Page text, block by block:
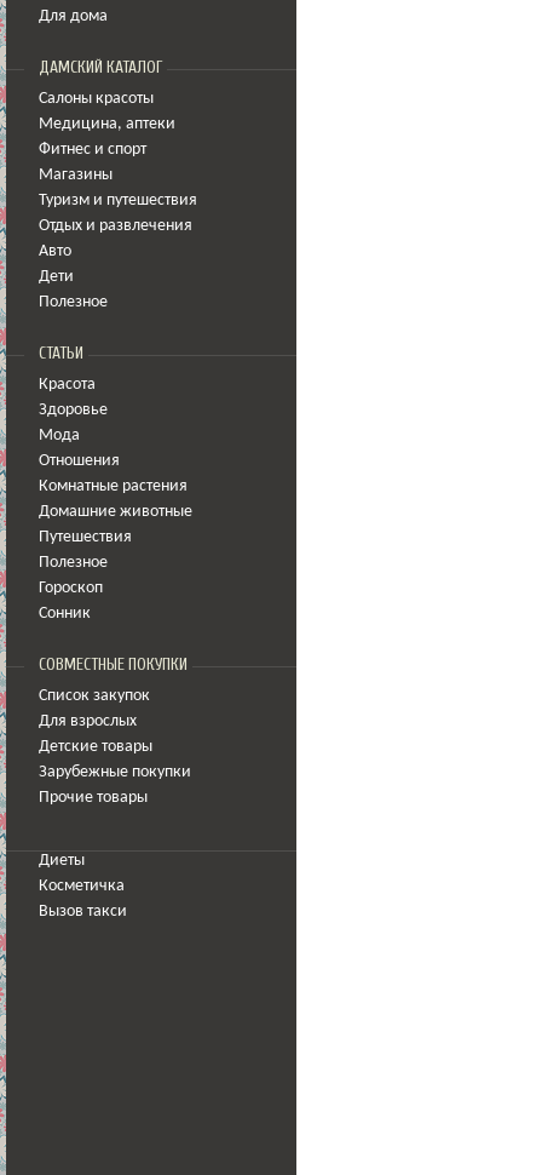
Для дома
ДАМСКИЙ КАТАЛОГ
Салоны красоты
Медицина, аптеки
Фитнес и спорт
Магазины
Туризм и путешествия
Отдых и развлечения
Авто
Дети
Полезное
СТАТЬИ
Красота
Здоровье
Мода
Отношения
Комнатные растения
Домашние животные
Путешествия
Полезное
Гороскоп
Сонник
СОВМЕСТНЫЕ ПОКУПКИ
Список закупок
Для взрослых
Детские товары
Зарубежные покупки
Прочие товары
Диеты
Косметичка
Вызов такси